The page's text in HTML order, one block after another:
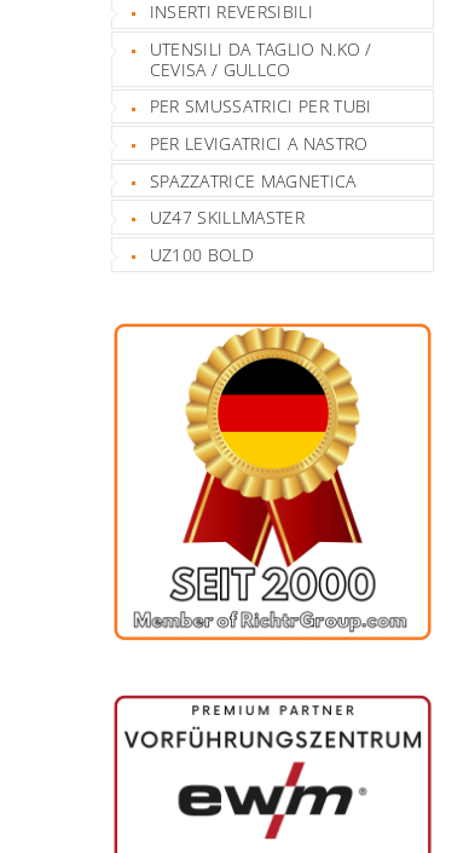
INSERTI REVERSIBILI
UTENSILI DA TAGLIO N.KO /
CEVISA / GULLCO
PER SMUSSATRICI PER TUBI
PER LEVIGATRICI A NASTRO
SPAZZATRICE MAGNETICA
UZ47 SKILLMASTER
UZ100 BOLD